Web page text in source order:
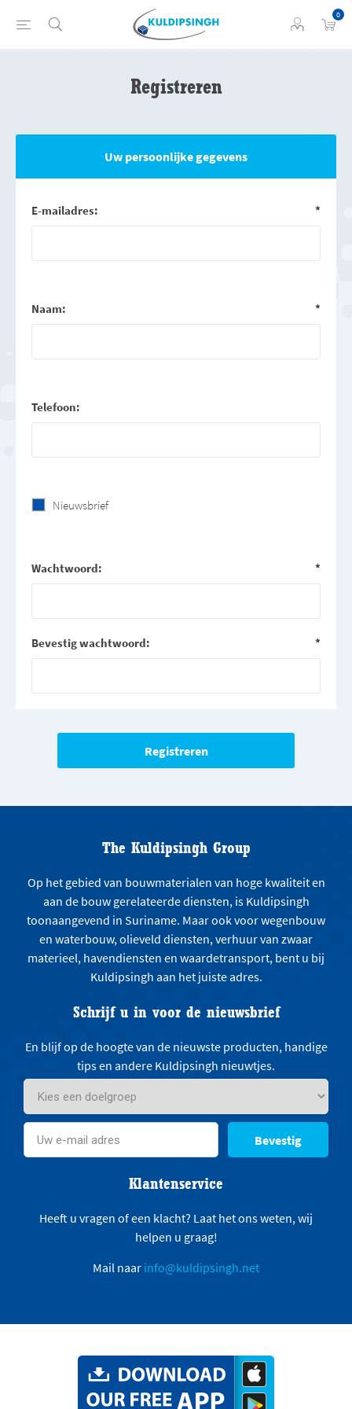
0
Registreren
Uw persoonlijke gegevens
E-mailadres: *
Naam: *
Telefoon:
Nieuwsbrief
Wachtwoord: *
Bevestig wachtwoord: *
The Kuldipsingh Group
Op het gebied van bouwmaterialen van hoge kwaliteit en
aan de bouw gerelateerde diensten, is Kuldipsingh
toonaangevend in Suriname. Maar ook voor wegenbouw
en waterbouw, olieveld diensten, verhuur van zwaar
materieel, havendiensten en waardetransport, bent u bij
Kuldipsingh aan het juiste adres.
Schrijf u in voor de nieuwsbrief
En blijf op de hoogte van de nieuwste producten, handige
tips en andere Kuldipsingh nieuwtjes.
Bevestig
Klantenservice
Heeft u vragen of een klacht? Laat het ons weten, wij
helpen u graag!
Mail naar info@kuldipsingh.net